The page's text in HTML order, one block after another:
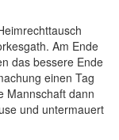
Am Ende
das bessere Ende
einen Tag
Mannschaft dann
und untermauert